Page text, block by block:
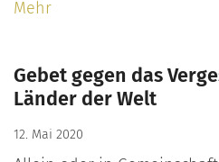
Mehr
Gebet gegen das
Länder der Welt
12. Mai 2020